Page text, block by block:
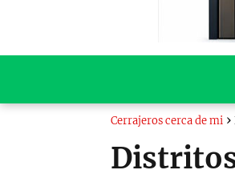
Cerrajeros cerca de mi